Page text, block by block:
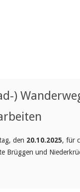
)
den 20.10.2025, für
Brüggen und